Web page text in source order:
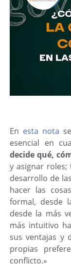
En esta nota
esencial en
decide qué,
y asignar roles;
desarrollo de
hacer las
formal, desde
desde la más
más intuitivo
sus ventajas y
propias
conflicto.»